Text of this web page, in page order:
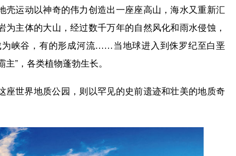
运动以神奇的伟力创造出一座座高山，海水又重新汇
主体的大山，经过数千万年的自然风化和雨水侵蚀，
峡谷，有的形成河流……当地球进入到侏罗纪至白垩
”，各类植物蓬勃生长。
世界地质公园，则以罕见的史前遗迹和壮美的地质奇